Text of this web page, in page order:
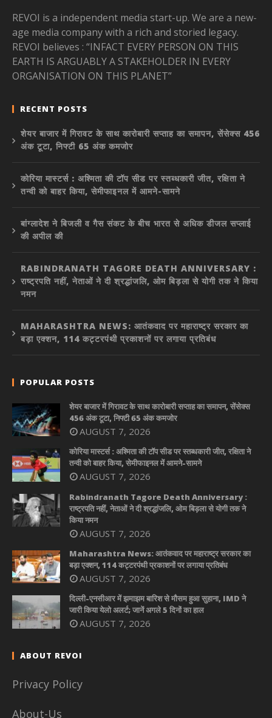
REVOI is a independent media start-up. We are a new-
age media company with a rich and storied legacy.
REVOI believes : “INFACT EVERY PERSON ON THIS
EARTH IS ARGUABLY A STAKEHOLDER IN EVERY
ORGANISATION ON THIS PLANET”
RECENT POSTS
शेयर बाजार में गिरावट के साथ कारोबारी सप्ताह का समापन, सेंसेक्स 456
अंक टूटा, निफ्टी 65 अंक कमजोर
कोरिया मास्टर्स : अश्मिता की टॉप सीड पर स्तब्धकारी जीत, रक्षिता ने
तन्वी को बाहर किया, सेमीफाइनल में आमने-सामने
बांग्लादेश ने बिजली व गैस संकट के बीच भारत से अधिक डीजल सप्लाई
की अपील की
RABINDRANATH TAGORE DEATH ANNIVERSARY :
राष्ट्रपति नहीं, नेताओं ने दी श्रद्धांजलि, ओम बिड़ला से योगी तक ने किया
नमन
MAHARASHTRA NEWS: आतंकवाद पर महाराष्ट्र सरकार का
बड़ा एक्शन, 114 कट्टरपंथी प्रकाशनों पर लगाया प्रतिबंध
POPULAR POSTS
शेयर बाजार में गिरावट के साथ कारोबारी सप्ताह का समापन, सेंसेक्स
456 अंक टूटा, निफ्टी 65 अंक कमजोर
AUGUST 7, 2026
कोरिया मास्टर्स : अश्मिता की टॉप सीड पर स्तब्धकारी जीत, रक्षिता ने
तन्वी को बाहर किया, सेमीफाइनल में आमने-सामने
AUGUST 7, 2026
Rabindranath Tagore Death Anniversary :
राष्ट्रपति नहीं, नेताओं ने दी श्रद्धांजलि, ओम बिड़ला से योगी तक ने
किया नमन
AUGUST 7, 2026
Maharashtra News: आतंकवाद पर महाराष्ट्र सरकार का
बड़ा एक्शन, 114 कट्टरपंथी प्रकाशनों पर लगाया प्रतिबंध
AUGUST 7, 2026
दिल्ली-एनसीआर में झमाझम बारिश से मौसम हुआ सुहाना, IMD ने
जारी किया येलो अलर्ट; जानें अगले 5 दिनों का हाल
AUGUST 7, 2026
ABOUT REVOI
Privacy Policy
About-Us